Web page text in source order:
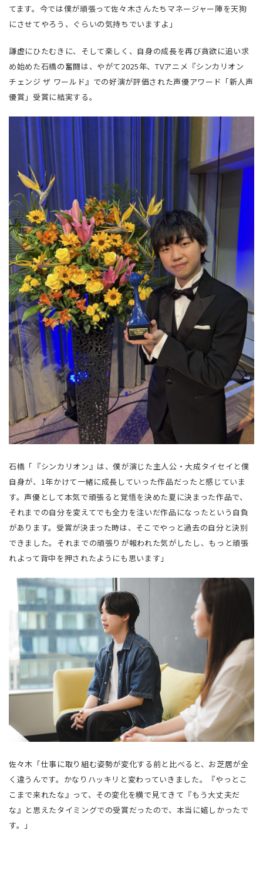
てます。今では僕が頑張って佐々木さんたちマネージャー陣を天狗
にさせてやろう、ぐらいの気持ちでいますよ」
謙虚にひたむきに、そして楽しく、自身の成長を再び貪欲に追い求
め始めた石橋の奮闘は、やがて2025年、TVアニメ『シンカリオン
チェンジ ザ ワールド』での好演が評価された声優アワード「新人声
優賞」受賞に結実する。
石橋「『シンカリオン』は、僕が演じた主人公・大成タイセイと僕
自身が、1年かけて一緒に成長していった作品だったと感じていま
す。声優として本気で頑張ると覚悟を決めた夏に決まった作品で、
それまでの自分を変えてでも全力を注いだ作品になったという自負
があります。受賞が決まった時は、そこでやっと過去の自分と決別
できました。それまでの頑張りが報われた気がしたし、もっと頑張
れよって背中を押されたようにも思います」
佐々木「仕事に取り組む姿勢が変化する前と比べると、お芝居が全
く違うんです。かなりハッキリと変わっていきました。『やっとこ
こまで来れたな』って、その変化を横で見てきて『もう大丈夫だ
な』と思えたタイミングでの受賞だったので、本当に嬉しかったで
す。」